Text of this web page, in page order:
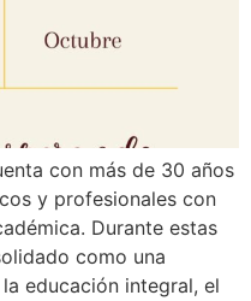
con más de 30 años
y profesionales con
Durante estas
como una
educación integral, el